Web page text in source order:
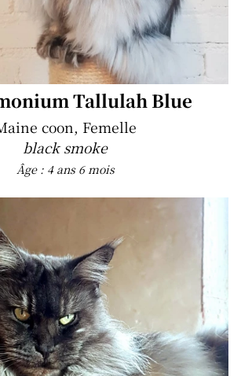
Tallulah Blue
coon, Femelle
black smoke
Âge : 4 ans 6 mois